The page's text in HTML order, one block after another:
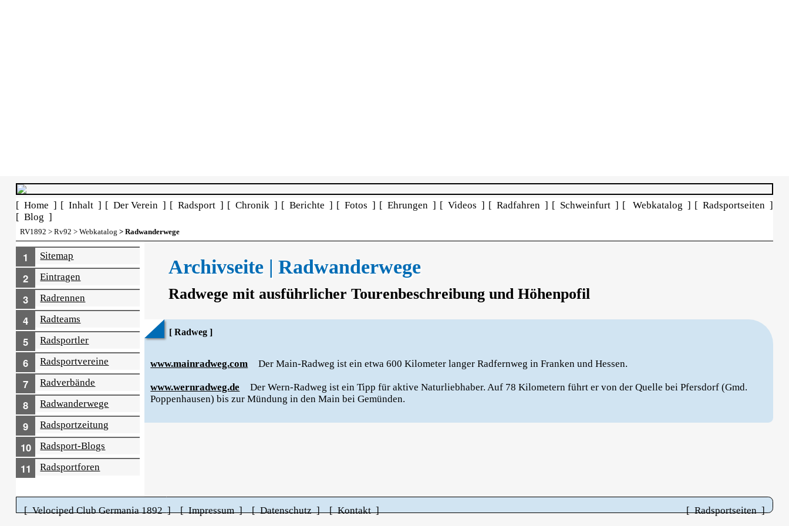
[ Home ] [ Inhalt ] [ Der Verein ] [ Radsport ] [ Chronik ] [ Berichte ] [ Fotos ] [ Ehrungen ] [ Videos ] [ Radfahren ] [ Schweinfurt ] [ Webkatalog ] [ Radsportseiten ]
[ Blog ]
RV1892 > Rv92 > Webkatalog > Radwanderwege
Sitemap
Eintragen
Radrennen
Radteams
Radsportler
Radsport­vereine
Radverbände
Radwander­wege
Radsport­zeitung
Radsport-Blogs
Radsport­foren
Archivseite | Radwanderwege
Radwege mit ausführlicher Tourenbeschreibung und Höhenpofil
[ Radweg ]
www.mainradweg.com Der Main-Radweg ist ein etwa 600 Kilometer langer Radfernweg in Franken und Hessen.
www.wernradweg.de
Der Wern-Radweg ist ein Tipp für aktive Naturliebhaber. Auf 78 Kilometern führt er von der Quelle bei Pfersdorf (Gmd.
Poppenhausen) bis zur Mündung in den Main bei Gemünden.
[ Velociped Club Germania 1892 ] [ Impressum ] [ Datenschutz ] [ Kontakt ] [ Radsportseiten ]